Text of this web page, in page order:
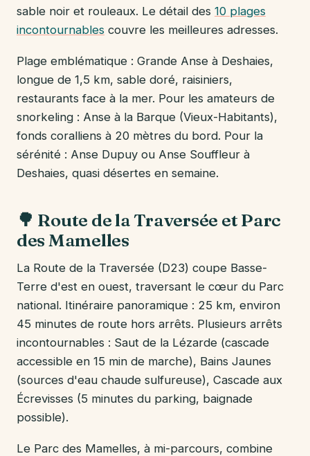
sable noir et rouleaux. Le détail des 10 plages
incontournables couvre les meilleures adresses.
Plage emblématique : Grande Anse à Deshaies,
longue de 1,5 km, sable doré, raisiniers,
restaurants face à la mer. Pour les amateurs de
snorkeling : Anse à la Barque (Vieux-Habitants),
fonds coralliens à 20 mètres du bord. Pour la
sérénité : Anse Dupuy ou Anse Souffleur à
Deshaies, quasi désertes en semaine.
🌳 Route de la Traversée et Parc
des Mamelles
La Route de la Traversée (D23) coupe Basse-
Terre d'est en ouest, traversant le cœur du Parc
national. Itinéraire panoramique : 25 km, environ
45 minutes de route hors arrêts. Plusieurs arrêts
incontournables : Saut de la Lézarde (cascade
accessible en 15 min de marche), Bains Jaunes
(sources d'eau chaude sulfureuse), Cascade aux
Écrevisses (5 minutes du parking, baignade
possible).
Le Parc des Mamelles, à mi-parcours, combine